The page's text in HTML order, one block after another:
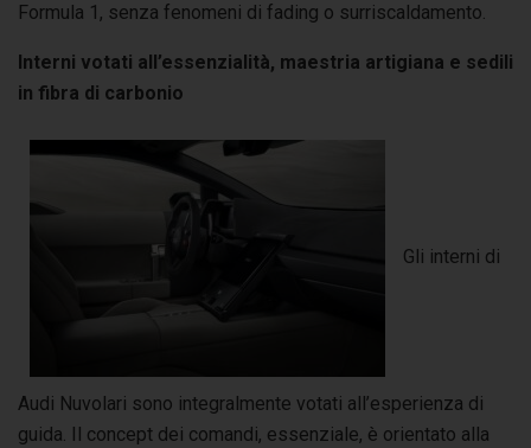
Formula 1, senza fenomeni di fading o surriscaldamento.
Interni votati all’essenzialità, maestria artigiana e sedili
in fibra di carbonio
Gli interni di
Audi Nuvolari sono integralmente votati all’esperienza di
guida. Il concept dei comandi, essenziale, è orientato alla